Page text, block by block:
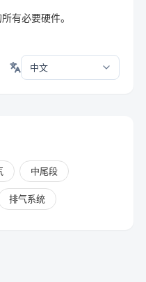
有必要硬件。
中尾段
排气系统